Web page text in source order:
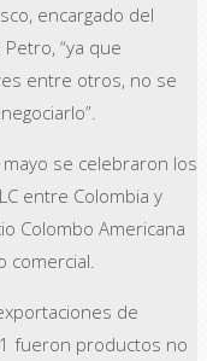
encargado del
“ya que
entre otros, no se
se celebraron los
entre Colombia y
Colombo Americana
comercial.
de
fueron productos no